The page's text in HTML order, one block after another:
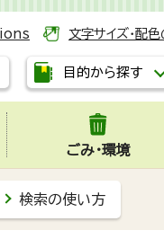
文字サイズ・配
目的から探す
ごみ・環境
検索の使い方